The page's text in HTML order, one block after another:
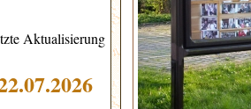
Aktualisierung
.07.2026